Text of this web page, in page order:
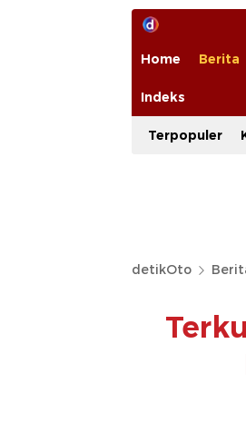
Home Berita
Indeks
Terpopuler
detikOto